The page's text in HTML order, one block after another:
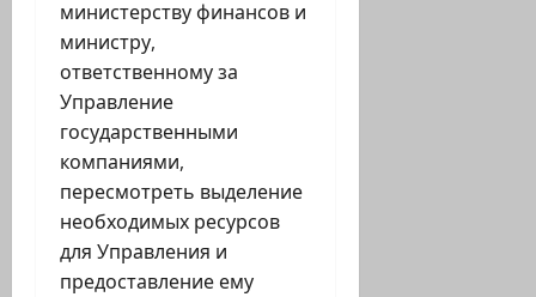
министерству финансов и
министру,
ответственному за
Управление
государственными
компаниями,
пересмотреть выделение
необходимых ресурсов
для Управления и
предоставление ему